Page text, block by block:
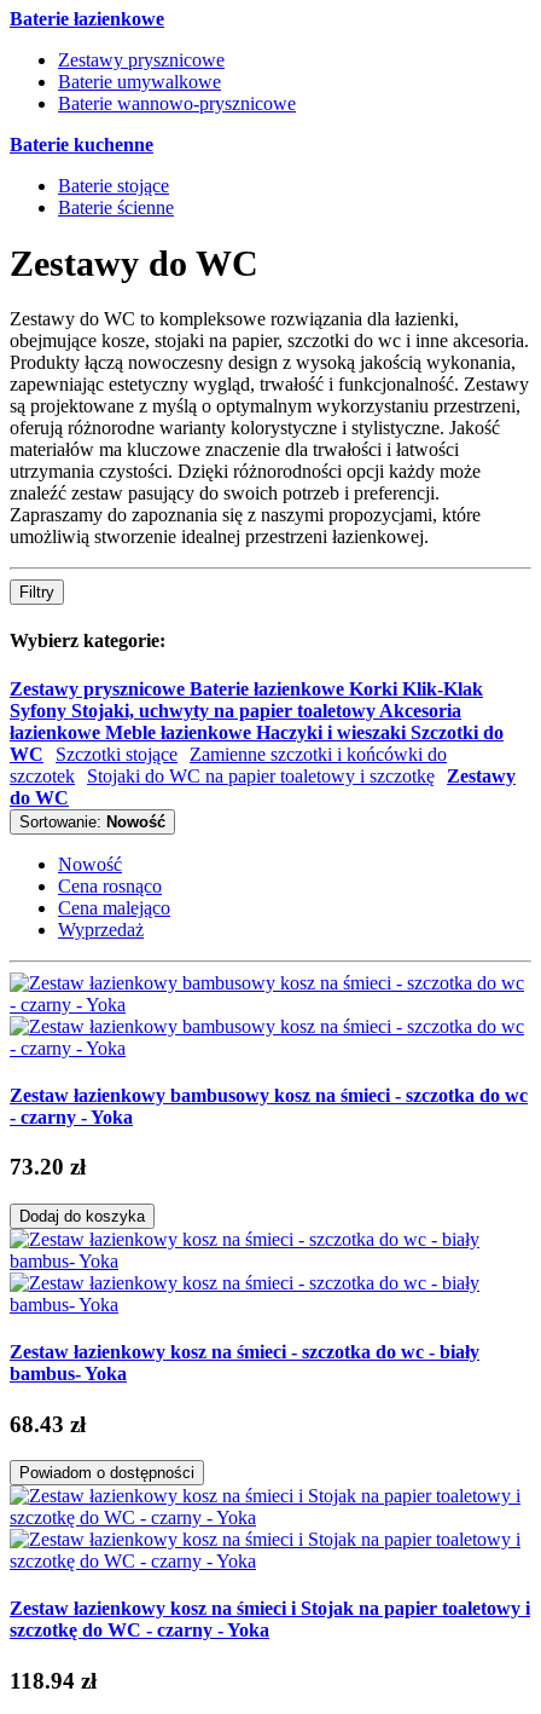
Baterie łazienkowe
Zestawy prysznicowe
Baterie umywalkowe
Baterie wannowo-prysznicowe
Baterie kuchenne
Baterie stojące
Baterie ścienne
Zestawy do WC
Zestawy do WC to kompleksowe rozwiązania dla łazienki,
obejmujące kosze, stojaki na papier, szczotki do wc i inne akcesoria.
Produkty łączą nowoczesny design z wysoką jakością wykonania,
zapewniając estetyczny wygląd, trwałość i funkcjonalność. Zestawy
są projektowane z myślą o optymalnym wykorzystaniu przestrzeni,
oferują różnorodne warianty kolorystyczne i stylistyczne. Jakość
materiałów ma kluczowe znaczenie dla trwałości i łatwości
utrzymania czystości. Dzięki różnorodności opcji każdy może
znaleźć zestaw pasujący do swoich potrzeb i preferencji.
Zapraszamy do zapoznania się z naszymi propozycjami, które
umożliwią stworzenie idealnej przestrzeni łazienkowej.
Filtry
Wybierz kategorie:
Zestawy prysznicowe Baterie łazienkowe Korki Klik-Klak
Syfony Stojaki, uchwyty na papier toaletowy Akcesoria
łazienkowe Meble łazienkowe Haczyki i wieszaki Szczotki do
WC
Szczotki stojące
Zamienne szczotki i końcówki do
szczotek
Stojaki do WC na papier toaletowy i szczotkę
Zestawy
do WC
Sortowanie: Nowość
Nowość
Cena rosnąco
Cena malejąco
Wyprzedaż
Zestaw łazienkowy bambusowy kosz na śmieci - szczotka do wc
- czarny - Yoka
73.20 zł
Dodaj do koszyka
Zestaw łazienkowy kosz na śmieci - szczotka do wc - biały
bambus- Yoka
68.43 zł
Powiadom o dostępności
Zestaw łazienkowy kosz na śmieci i Stojak na papier toaletowy i
szczotkę do WC - czarny - Yoka
118.94 zł